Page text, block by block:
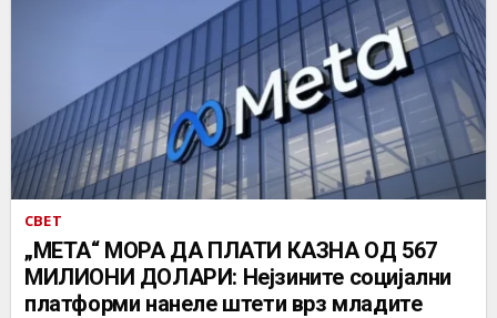
СВЕТ
„МЕТА“ МОРА ДА ПЛАТИ КАЗНА ОД 567
МИЛИОНИ ДОЛАРИ: Нејзините социјални
платформи нанеле штети врз младите